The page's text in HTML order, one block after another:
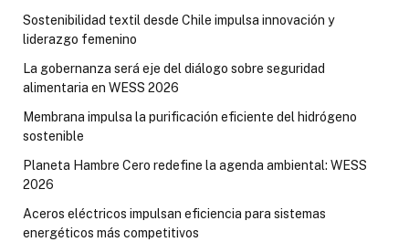
Sostenibilidad textil desde Chile impulsa innovación y
liderazgo femenino
La gobernanza será eje del diálogo sobre seguridad
alimentaria en WESS 2026
Membrana impulsa la purificación eficiente del hidrógeno
sostenible
Planeta Hambre Cero redefine la agenda ambiental: WESS
2026
Aceros eléctricos impulsan eficiencia para sistemas
energéticos más competitivos